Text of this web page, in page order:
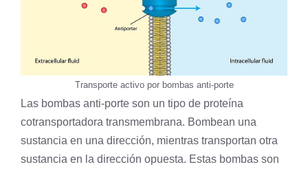
Transporte activo por bombas anti-porte
Las bombas anti-porte son un tipo de proteína
cotransportadora transmembrana. Bombean una
sustancia en una dirección, mientras transportan otra
sustancia en la dirección opuesta. Estas bombas son